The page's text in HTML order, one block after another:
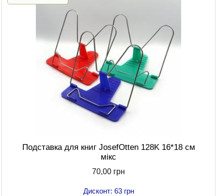
Подставка для книг JosefOtten 128K 16*18 см
мікс
70,00 грн
Дисконт: 63 грн